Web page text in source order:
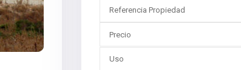
Precio
Uso